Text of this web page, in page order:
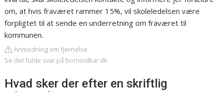
om, at hvis fraværet rammer 15%, vil skoleledelsen være
forpligtet til at sende en underretning om fraværet til
kommunen.
Anmodning om fjernelse
Se det fulde svar på bornsvilkar.dk
Hvad sker der efter en skriftlig